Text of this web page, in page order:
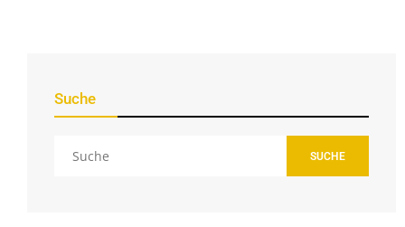
Suche
SUCHE